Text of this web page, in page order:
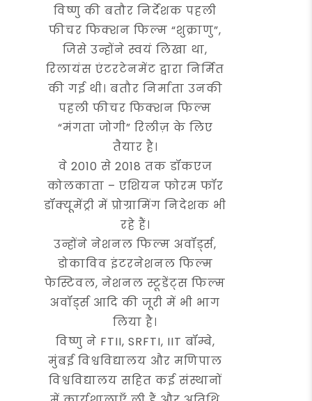
विष्णु की बतौर निर्देशक पहली
फीचर फिक्शन फिल्म “शुक्राणु”,
जिसे उन्होंने स्वयं लिखा था,
रिलायंस एंटरटेनमेंट द्वारा निर्मित
की गई थी। बतौर निर्माता उनकी
पहली फीचर फिक्शन फिल्म
“मंगता जोगी” रिलीज़ के लिए
तैयार है।
वे 2010 से 2018 तक डॉकएज
कोलकाता – एशियन फोरम फॉर
डॉक्यूमेंट्री में प्रोग्रामिंग निदेशक भी
रहे हैं।
उन्होंने नेशनल फिल्म अवॉर्ड्स,
डोकाविव इंटरनेशनल फिल्म
फेस्टिवल, नेशनल स्टूडेंट्स फिल्म
अवॉर्ड्स आदि की जूरी में भी भाग
लिया है।
विष्णु ने FTII, SRFTI, IIT बॉम्बे,
मुंबई विश्वविद्यालय और मणिपाल
विश्वविद्यालय सहित कई संस्थानों